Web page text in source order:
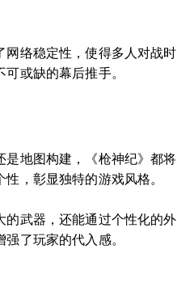
网络稳定性，使得多人对战时
或缺的幕后推手。
是地图构建，《枪神纪》都将
，彰显独特的游戏风格。
的武器，还能通过个性化的外
了玩家的代入感。